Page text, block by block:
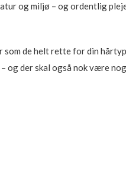
og miljø – og ordentlig
som de helt rette for din
og der skal også nok være